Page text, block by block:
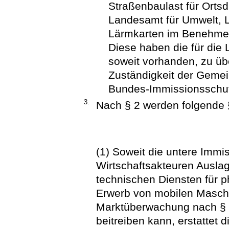
Straßenbaulast für
Landesamt für Umwelt,
Lärmkarten im
Diese haben die für die
soweit vorhanden, zu
Zuständigkeit der
Bundes-
3. Nach § 2 werden
(1) Soweit die untere
Wirtschaftsakteuren
technischen Diensten für
Erwerb von mobilen
Marktüberwachung nach
beitreiben kann, erstattet